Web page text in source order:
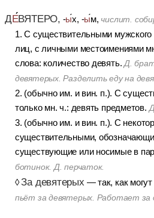
ДЕВЯТЕРО, -ых, -ым, числит.
1. С существительными
лиц, с личными местоимениями
слова: количество девять.Д.
девятерых. Разделить еду на
2. (обычно им. и вин. п.). С
только мн. ч.: девять предметов.
3. (обычно им. и вин. п.). С
существительными,
существующие или носимые в
ботинок. Д. перчаток.
◊За девятерых — так, как
пьёт за девятерых. Работает за